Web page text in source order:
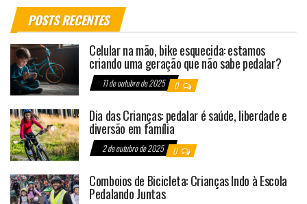
POSTS RECENTES
Celular na mão, bike esquecida: estamos
criando uma geração que não sabe pedalar?
11 de outubro de 2025 0
Dia das Crianças: pedalar é saúde, liberdade e
diversão em família
2 de outubro de 2025 0
Comboios de Bicicleta: Crianças Indo à Escola
Pedalando Juntas